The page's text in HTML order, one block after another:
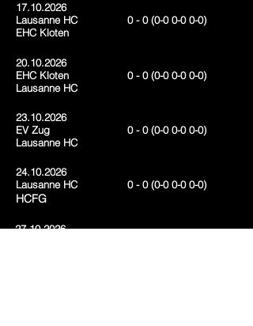
17.10.2026
Lausanne HC
0 - 0(0-00-0 0-0)
EHC Kloten
20.10.2026
EHC Kloten
0 - 0(0-00-0 0-0)
Lausanne HC
23.10.2026
EV Zug
0 - 0(0-00-0 0-0)
Lausanne HC
24.10.2026
Lausanne HC
0 - 0(0-00-0 0-0)
HCFG
27.10.2026